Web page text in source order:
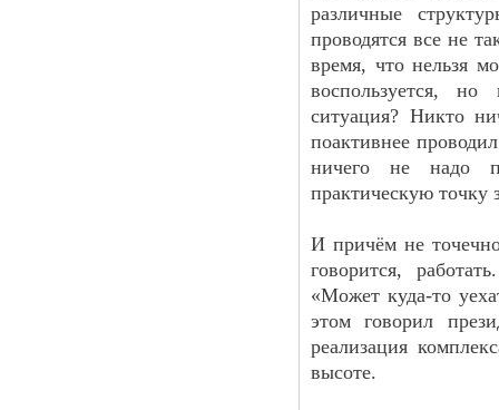
различные
проводятся все не
время, что нельзя
воспользуется,
ситуация? Никто
поактивнее
ничего не надо
практическую точку
И причём не
говорится,
«Может куда-то
этом говорил
реализация
высоте.